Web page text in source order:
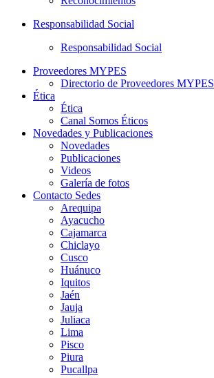
Responsabilidad Social
Responsabilidad Social
Proveedores MYPES
Directorio de Proveedores MYPES
Ética
Ética
Canal Somos Éticos
Novedades y Publicaciones
Novedades
Publicaciones
Videos
Galería de fotos
Contacto Sedes
Arequipa
Ayacucho
Cajamarca
Chiclayo
Cusco
Huánuco
Iquitos
Jaén
Jauja
Juliaca
Lima
Pisco
Piura
Pucallpa